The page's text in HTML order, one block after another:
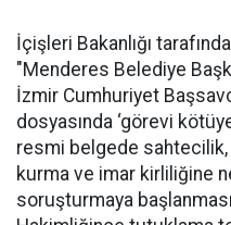
İçişleri Bakanlığı
"Menderes Belediye
İzmir Cumhuriyet
dosyasında ‘görevi
resmi belgede
kurma ve imar kirliliğine
soruşturmaya